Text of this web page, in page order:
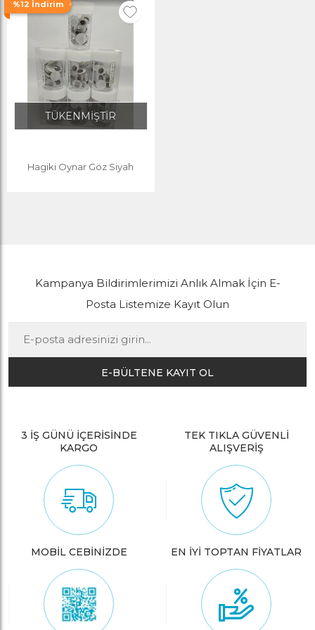
%12 İndirim
TÜKENMİŞTİR
Hagiki Oynar Göz Siyah
Kampanya Bildirimlerimizi Anlık Almak İçin E-
Posta Listemize Kayıt Olun
E-BÜLTENE KAYIT OL
3 İŞ GÜNÜ İÇERİSİNDE
KARGO
TEK TIKLA GÜVENLİ
ALIŞVERİŞ
MOBİL CEBİNİZDE EN İYİ TOPTAN FİYATLAR